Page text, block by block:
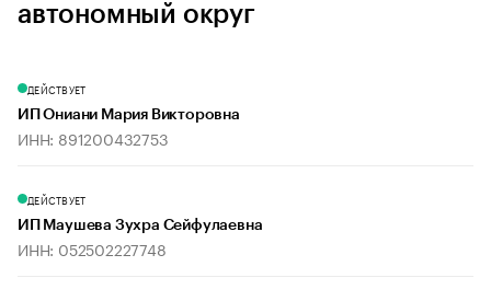
автономный округ
ДЕЙСТВУЕТ
ИП Ониани Мария Викторовна
ИНН: 891200432753
ДЕЙСТВУЕТ
ИП Маушева Зухра Сейфулаевна
ИНН: 052502227748